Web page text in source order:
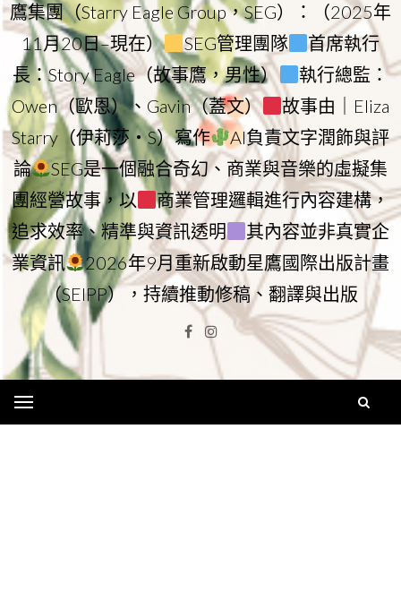
鷹集團（Starry Eagle Group，SEG）：（2025年
11月20日–現在）
SEG管理團隊
首席執行
長：Story Eagle（故事鷹，男性）
執行總監：
Owen（歐恩）、Gavin（蓋文）
故事由｜Eliza
Starry（伊莉莎・S）寫作
AI負責文字潤飾與評
論
SEG是一個融合奇幻、商業與音樂的虛擬集
團經營故事，以
商業管理邏輯進行內容建構，
追求效率、精準與資訊透明
其內容並非真實企
業資訊
2026年9月重新啟動星鷹國際出版計畫
（SEIPP），持續推動修稿、翻譯與出版
Facebook
Instagram